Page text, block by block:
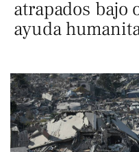
atrapados bajo
ayuda